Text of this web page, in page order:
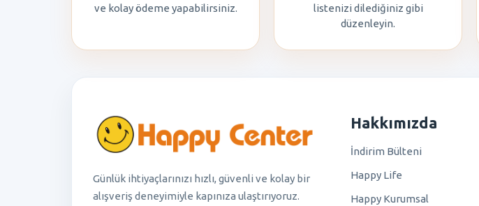
ve kolay ödeme yapabilirsiniz.
listenizi dilediğiniz gibi
düzenleyin.
Günlük ihtiyaçlarınızı hızlı, güvenli ve kolay bir
alışveriş deneyimiyle kapınıza ulaştırıyoruz.
Hakkımızda
İndirim Bülteni
Happy Life
Happy Kurumsal